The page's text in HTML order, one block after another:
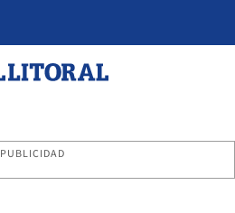
PUBLICIDAD